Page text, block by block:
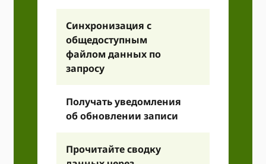
Синхронизация с
общедоступным
файлом данных по
запросу
Получать уведомления
об обновлении записи
Прочитайте сводку